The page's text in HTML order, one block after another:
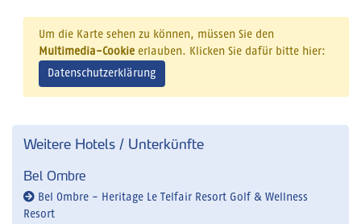
Um die Karte sehen zu können, müssen Sie den
Multimedia-Cookieerlauben. Klicken Sie dafür bitte hier:
Datenschutzerklärung
Weitere Hotels / Unterkünfte
Bel Ombre
Bel Ombre - Heritage Le Telfair Resort Golf & Wellness
Resort